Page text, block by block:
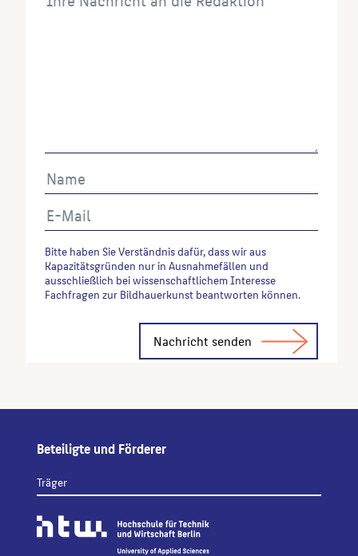
Autor*in des Beitrages, Werktitel, URL, Datum des
Bitte haben Sie Verständnis dafür, dass wir aus
Kapazitätsgründen nur in Ausnahmefällen und
ausschließlich bei wissenschaftlichem Interesse
Fachfragen zur Bildhauerkunst beantworten können.
Beteiligte und Förderer
Träger